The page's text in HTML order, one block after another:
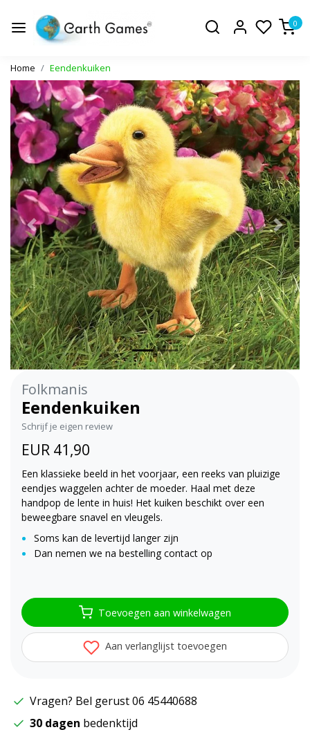
0
Home Eendenkuiken
Vorige
Folkmanis
Eendenkuiken
Schrijf je eigen review
EUR 41,90
Een klassieke beeld in het voorjaar, een reeks van pluizige
eendjes waggelen achter de moeder. Haal met deze
handpop de lente in huis! Het kuiken beschikt over een
beweegbare snavel en vleugels.
Soms kan de levertijd langer zijn
Dan nemen we na bestelling contact op
Toevoegen aan winkelwagen
Aan verlanglijst toevoegen
Vragen? Bel gerust 06 45440688
30 dagen bedenktijd